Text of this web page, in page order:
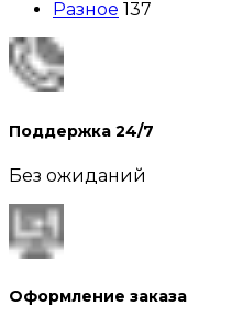
Разное 137
Поддержка 24/7
Без ожиданий
Оформление заказа